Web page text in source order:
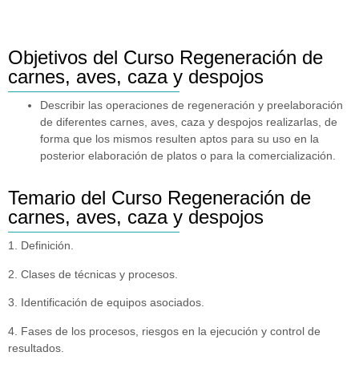
Objetivos del Curso Regeneración de
carnes, aves, caza y despojos
Describir las operaciones de regeneración y preelaboración
de diferentes carnes, aves, caza y despojos realizarlas, de
forma que los mismos resulten aptos para su uso en la
posterior elaboración de platos o para la comercialización.
Temario del Curso Regeneración de
carnes, aves, caza y despojos
1. Definición.
2. Clases de técnicas y procesos.
3. Identificación de equipos asociados.
4. Fases de los procesos, riesgos en la ejecución y control de
resultados.